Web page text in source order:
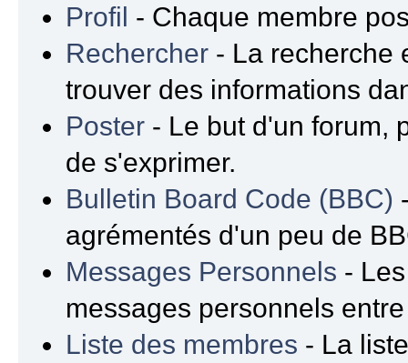
Profil - Chaque membre
Rechercher - La recherche
trouver des informations
Poster - Le but d'un forum,
de s'exprimer.
Bulletin Board Code (BBC)
agrémentés d'un peu de
Messages Personnels -
messages personnels
Liste des membres - La